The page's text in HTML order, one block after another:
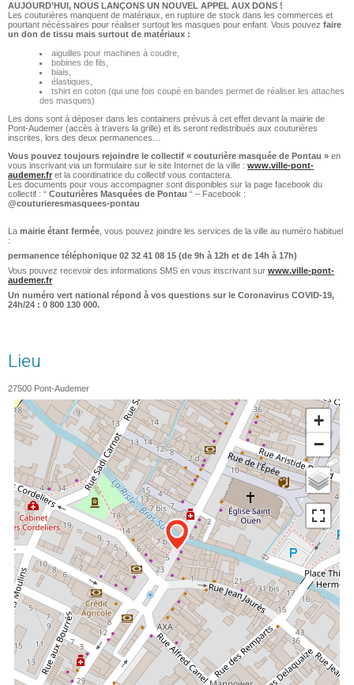
AUJOURD’HUI, NOUS LANÇONS UN NOUVEL APPEL AUX DONS !
Les couturières manquent de matériaux, en rupture de stock dans les commerces et
pourtant nécéssaires pour réaliser surtout les masques pour enfant. Vous pouvez faire
un don de tissu mais surtout de matériaux :
aiguilles pour machines à coudre,
bobines de fils,
biais,
élastiques,
tshirt en coton (qui une fois coupé en bandes permet de réaliser les attaches
des masques)
Les dons sont à déposer dans les containers prévus à cet effet devant la mairie de
Pont-Audemer (accès à travers la grille) et ils seront redistribués aux couturières
inscrites, lors des deux permanences…
Vous pouvez toujours rejoindre le collectif « couturière masquée de Pontau » en
vous inscrivant via un formulaire sur le site Internet de la ville : www.ville-pont-
audemer.fr et la coordinatrice du collectif vous contactera.
Les documents pour vous accompagner sont disponibles sur la page facebook du
collectif : “ Couturières Masquées de Pontau “ – Facebook :
@couturieresmasquees-pontau
La mairie étant fermée , vous pouvez joindre les services de la ville au numéro habituel
:
permanence téléphonique 02 32 41 08 15 (de 9h à 12h et de 14h à 17h)
Vous pouvez recevoir des informations SMS en vous inscrivant sur www.ville-pont-
audemer.fr
Un numéro vert national répond à vos questions sur le Coronavirus COVID-19,
24h/24 : 0 800 130 000.
Lieu
27500 Pont-Audemer
+
−